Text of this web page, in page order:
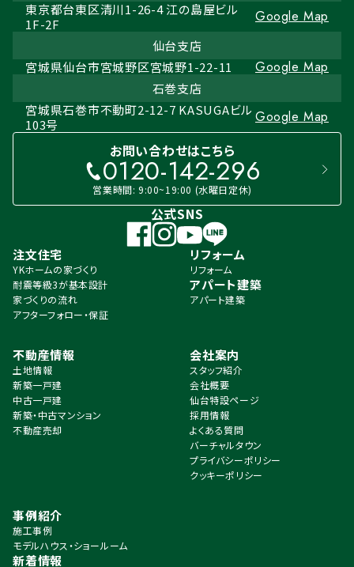
東京都台東区清川1-26-4 江の島屋ビル
1F-2F
Google Map
仙台支店
宮城県仙台市宮城野区宮城野1-22-11
Google Map
石巻支店
宮城県石巻市不動町2-12-7 KASUGAビル
103号
Google Map
お問い合わせはこちら
0120-142-296
営業時間: 9:00~19:00 (水曜日定休)
公式SNS
注文住宅
YKホームの家づくり
耐震等級3が基本設計
家づくりの流れ
アフターフォロー・保証
リフォーム
リフォーム
アパート建築
アパート建築
不動産情報
土地情報
新築一戸建
中古一戸建
新築・中古マンション
不動産売却
会社案内
スタッフ紹介
会社概要
仙台特設ページ
採用情報
よくある質問
バーチャルタウン
プライバシーポリシー
クッキーポリシー
事例紹介
施工事例
モデルハウス・ショールーム
新着情報